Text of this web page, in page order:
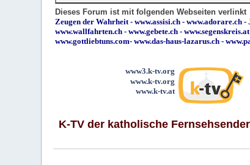
Dieses Forum ist mit folgenden Webseiten verlinkt
Zeugen der Wahrheit-www.assisi.ch -www.adorare.ch -
www.wallfahrten.ch -www.gebete.ch -www.segenskreis.at
www.gottliebtuns.com-www.das-haus-lazarus.ch -
www3.k-tv.org
www.k-tv.org
www.k-tv.at
K-TV der katholische Fernsehsender